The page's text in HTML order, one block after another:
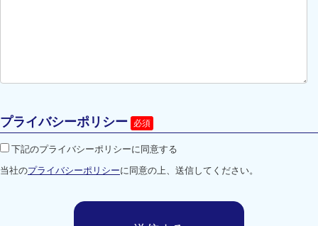
プライバシーポリシー
下記のプライバシーポリシーに同意する
当社のプライバシーポリシーに同意の上、送信してください。